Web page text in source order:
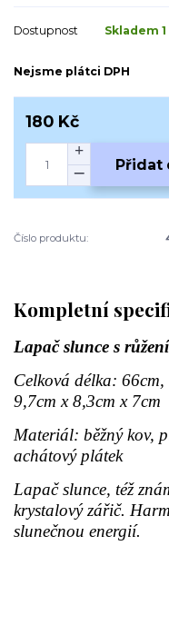
Dostupnost Skladem 1
Nejsme plátci DPH
180 Kč
Přidat
Číslo produktu:
Kompletní
Lapač slunce s
Celková délka: 66cm,
9,7cm x 8,3cm x 7cm
Materiál: běžný kov,
achátový plátek
Lapač slunce, též
krystalový zářič.
slunečnou energií.